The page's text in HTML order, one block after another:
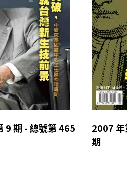
9 期 - 總號第 465
2007 年
期